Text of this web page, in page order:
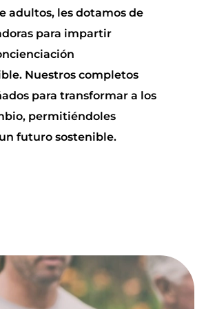
adultos, les dotamos de
para impartir
Nuestros completos
para transformar a los
permitiéndoles
futuro sostenible.